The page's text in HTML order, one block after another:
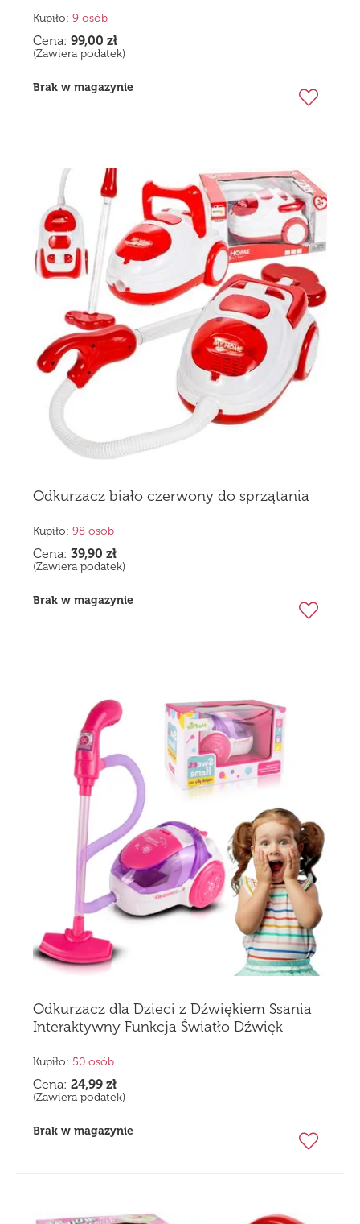
Kupiło: 9 osób
Cena: 99,00 zł
(Zawiera podatek)
Brak w magazynie
Odkurzacz biało czerwony do sprzątania
Kupiło: 98 osób
Cena: 39,90 zł
(Zawiera podatek)
Brak w magazynie
Odkurzacz dla Dzieci z Dźwiękiem Ssania
Interaktywny Funkcja Światło Dźwięk
Kupiło: 50 osób
Cena: 24,99 zł
(Zawiera podatek)
Brak w magazynie